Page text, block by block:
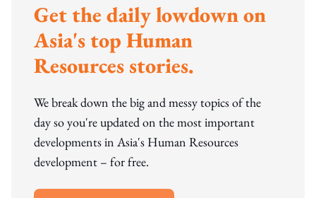
Get the daily lowdown on
Asia's top Human
Resources stories.
We break down the big and messy topics of the
day so you're updated on the most important
developments in Asia's Human Resources
development – for free.